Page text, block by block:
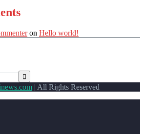
on Hello world!
| All Rights Reserved